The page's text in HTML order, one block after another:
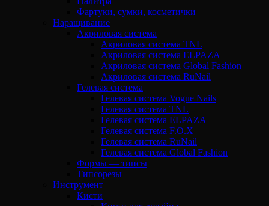
Фартуки, сумки, косметички
Наращивание
Акриловая система
Акриловая система TNL
Акриловая система ELPAZA
Акриловая система Global Fashion
Акриловая система RuNail
Гелевая система
Гелевая система Vogue Nails
Гелевая система TNL
Гелевая система ELPAZA
Гелевая система F.O.X
Гелевая система RuNail
Гелевая система Global Fashion
Формы — типсы
Типсорезы
Инструмент
Кисти